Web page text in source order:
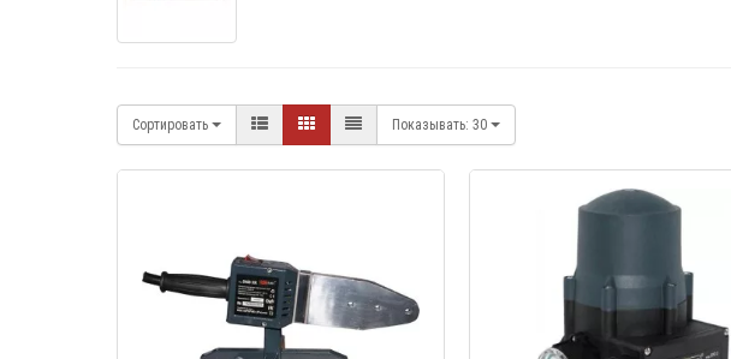
Сортировать Показывать: 30
БЫСТРЫЙ